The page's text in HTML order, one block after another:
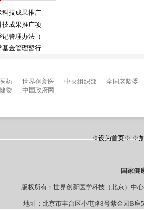
科技成果推广
技成果推广项
管理办法（
基金管理暂行
药 世界创新医 中央组织部
全国老龄委
委 中国政府网
※设为首页※ ※
国家健
版权所有：世界创新医学科技（北京）
地址：北京市丰台区小屯路8号紫金园B